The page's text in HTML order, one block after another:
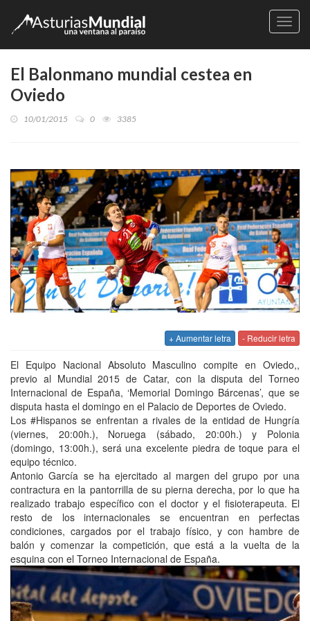
El Balonmano mundial cestea en
Oviedo
10/01/2015 0 3385
+ Aumentar letra - Reducir letra
El Equipo Nacional Absoluto Masculino compite en Oviedo,,
previo al Mundial 2015 de Catar, con la disputa del Torneo
Internacional de España, ‘Memorial Domingo Bárcenas’, que se
disputa hasta el domingo en el Palacio de Deportes de Oviedo.
Los #Hispanos se enfrentan a rivales de la entidad de Hungría
(viernes, 20:00h.), Noruega (sábado, 20:00h.) y Polonia
(domingo, 13:00h.), será una excelente piedra de toque para el
equipo técnico.
Antonio García se ha ejercitado al margen del grupo por una
contractura en la pantorrilla de su pierna derecha, por lo que ha
realizado trabajo específico con el doctor y el fisioterapeuta. El
resto de los internacionales se encuentran en perfectas
condiciones, cargados por el trabajo físico, y con hambre de
balón y comenzar la competición, que está a la vuelta de la
esquina con el Torneo Internacional de España.